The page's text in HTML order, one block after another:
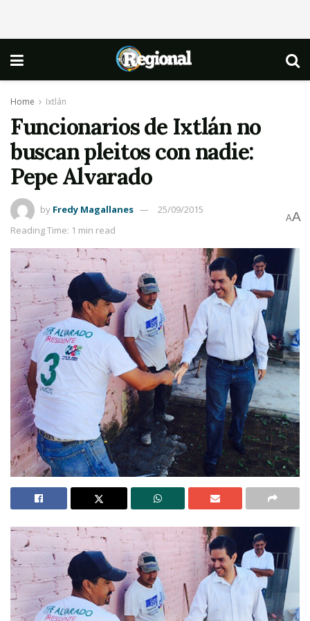
Home Ixtlán
Funcionarios de Ixtlán no
buscan pleitos con nadie:
Pepe Alvarado
by Fredy Magallanes
25/09/2015
Reading Time: 1 min read
AA